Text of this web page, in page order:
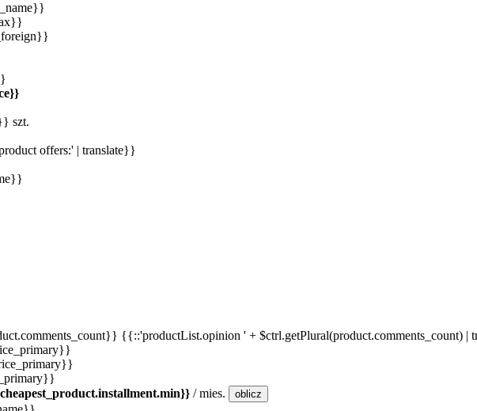
szt.
offers:' | translate}}
{{::'productList.opinion ' + $ctrl.getPlural(product.comments_count) |
/ mies. oblicz